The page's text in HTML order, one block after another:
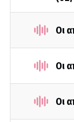
Οι
Οι
Οι